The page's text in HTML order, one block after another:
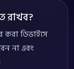
রাখব?
করা ডিভাইসে
না এবং